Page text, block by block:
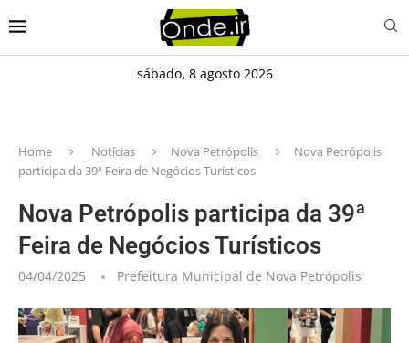
sábado, 8 agosto 2026
Home Notícias Nova Petrópolis
Nova Petrópolis
participa da 39ª Feira de Negócios Turísticos
Nova Petrópolis participa da 39ª
Feira de Negócios Turísticos
04/04/2025 Prefeitura Municipal de Nova Petrópolis